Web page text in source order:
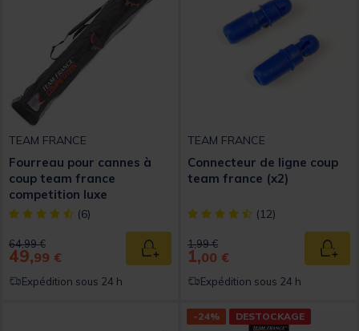
TEAM FRANCE
Fourreau pour cannes à
coup team france
competition luxe
[object Object] out of 5 Customer Rating
(6)
Price reduced from
64,99 €to
49,99 € Ajouter au panier
Expédition sous 24 h
TEAM FRANCE
Connecteur de ligne coup
team france (x2)
[object Object] out of 5
(12)
Price reduced from
1,99 €to
1,00 €
Expédition sous 24 h
-24% DESTOCKAGE